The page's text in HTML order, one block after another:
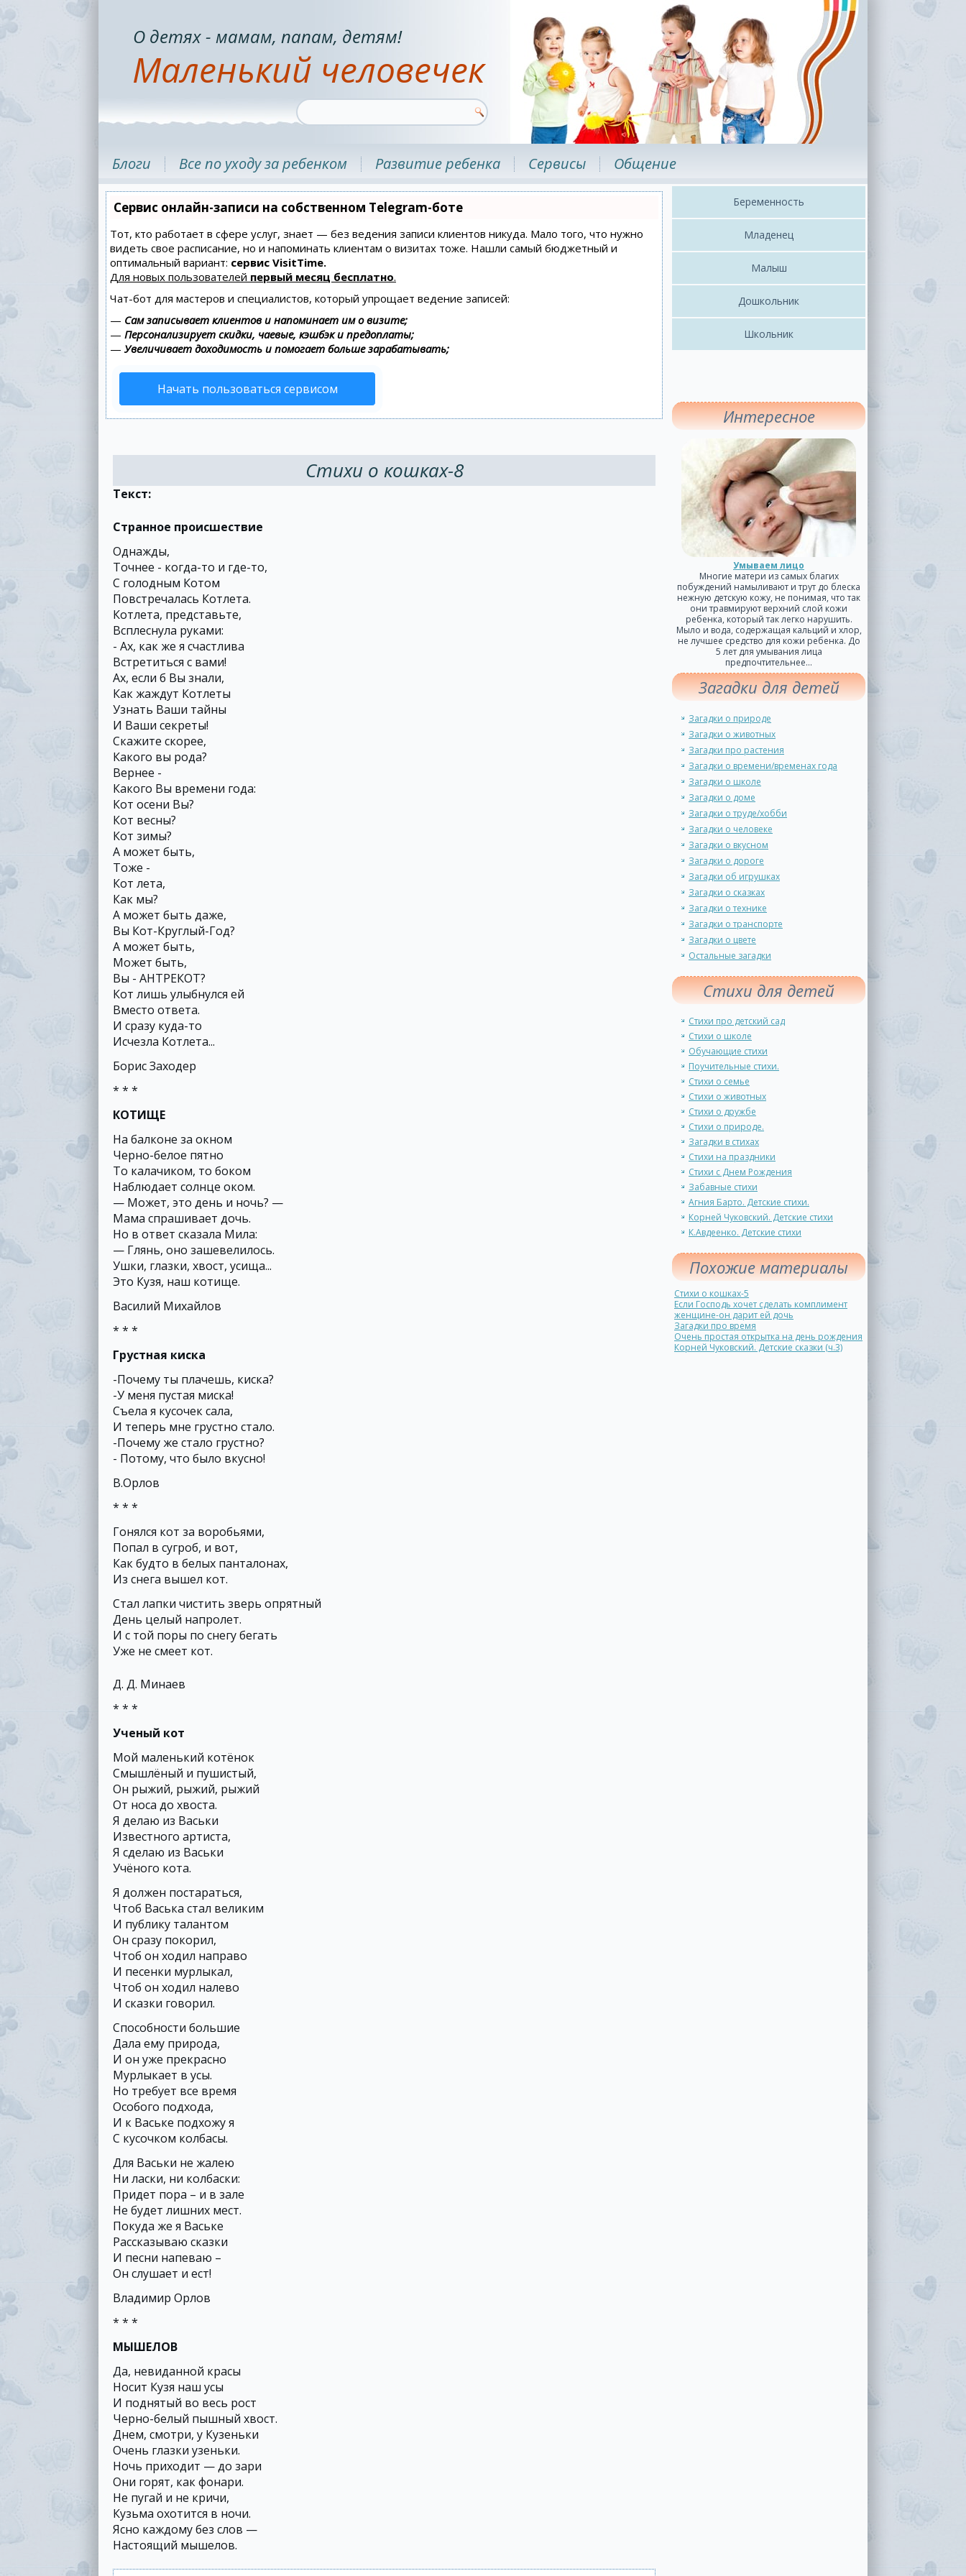
Маленький человечек
О детях - мамам, папам, детям!
Блоги Все по уходу за ребенком Развитие ребенка Сервисы Общение
Сервис онлайн-записи на собственном Telegram-боте
Тот, кто работает в сфере услуг, знает — без ведения записи клиентов никуда. Мало того, что нужно
видеть свое расписание, но и напоминать клиентам о визитах тоже. Нашли самый бюджетный и
оптимальный вариант: сервис VisitTime.
Для новых пользователей первый месяц бесплатно.
Чат-бот для мастеров и специалистов, который упрощает ведение записей:
— Сам записывает клиентов и напоминает им о визите;
— Персонализирует скидки, чаевые, кэшбэк и предоплаты;
— Увеличивает доходимость и помогает больше зарабатывать;
Начать пользоваться сервисом
Стихи о кошках-8
Текст:
Странное происшествие
Однажды,
Точнее - когда-то и где-то,
С голодным Котом
Повстречалась Котлета.
Котлета, представьте,
Всплеснула руками:
- Ах, как же я счастлива
Встретиться с вами!
Ах, если б Вы знали,
Как жаждут Котлеты
Узнать Ваши тайны
И Ваши секреты!
Скажите скорее,
Какого вы рода?
Вернее -
Какого Вы времени года:
Кот осени Вы?
Кот весны?
Кот зимы?
А может быть,
Тоже -
Кот лета,
Как мы?
А может быть даже,
Вы Кот-Круглый-Год?
А может быть,
Может быть,
Вы - АНТРЕКОТ?
Кот лишь улыбнулся ей
Вместо ответа.
И сразу куда-то
Исчезла Котлета...
Борис Заходер
* * *
КОТИЩЕ
На балконе за окном
Черно-белое пятно
То калачиком, то боком
Наблюдает солнце оком.
— Может, это день и ночь? —
Мама спрашивает дочь.
Но в ответ сказала Мила:
— Глянь, оно зашевелилось.
Ушки, глазки, хвост, усища...
Это Кузя, наш котище.
Василий Михайлов
* * *
Грустная киска
-Почему ты плачешь, киска?
-У меня пустая миска!
Съела я кусочек сала,
И теперь мне грустно стало.
-Почему же стало грустно?
- Потому, что было вкусно!
В.Орлов
* * *
Гонялся кот за воробьями,
Попал в сугроб, и вот,
Как будто в белых панталонах,
Из снега вышел кот.
Стал лапки чистить зверь опрятный
День целый напролет.
И с той поры по снегу бегать
Уже не смеет кот.
Д. Д. Минаев
* * *
Ученый кот
Мой маленький котёнок
Смышлёный и пушистый,
Он рыжий, рыжий, рыжий
От носа до хвоста.
Я делаю из Васьки
Известного артиста,
Я сделаю из Васьки
Учёного кота.
Я должен постараться,
Чтоб Васька стал великим
И публику талантом
Он сразу покорил,
Чтоб он ходил направо
И песенки мурлыкал,
Чтоб он ходил налево
И сказки говорил.
Способности большие
Дала ему природа,
И он уже прекрасно
Мурлыкает в усы.
Но требует все время
Особого подхода,
И к Ваське подхожу я
С кусочком колбасы.
Для Васьки не жалею
Ни ласки, ни колбаски:
Придет пора – и в зале
Не будет лишних мест.
Покуда же я Ваське
Рассказываю сказки
И песни напеваю –
Он слушает и ест!
Владимир Орлов
* * *
МЫШЕЛОВ
Да, невиданной красы
Носит Кузя наш усы
И поднятый во весь рост
Черно-белый пышный хвост.
Днем, смотри, у Кузеньки
Очень глазки узеньки.
Ночь приходит — до зари
Они горят, как фонари.
Не пугай и не кричи,
Кузьма охотится в ночи.
Ясно каждому без слов —
Настоящий мышелов.
Беременность
Младенец
Малыш
Дошкольник
Школьник
Интересное
Умываем лицо
Многие матери из самых благих
побуждений намыливают и трут до блеска
нежную детскую кожу, не понимая, что так
они травмируют верхний слой кожи
ребенка, который так легко нарушить.
Мыло и вода, содержащая кальций и хлор,
не лучшее средство для кожи ребенка. До
5 лет для умывания лица
предпочтительнее...
Загадки для детей
Загадки о природе
Загадки о животных
Загадки про растения
Загадки о времени/временах года
Загадки о школе
Загадки о доме
Загадки о труде/хобби
Загадки о человеке
Загадки о вкусном
Загадки о дороге
Загадки об игрушках
Загадки о сказках
Загадки о технике
Загадки о транспорте
Загадки о цвете
Остальные загадки
Стихи для детей
Стихи про детский сад
Стихи о школе
Обучающие стихи
Поучительные стихи.
Стихи о семье
Стихи о животных
Стихи о дружбе
Стихи о природе.
Загадки в стихах
Стихи на праздники
Стихи с Днем Рождения
Забавные стихи
Агния Барто. Детские стихи.
Корней Чуковский. Детские стихи
К.Авдеенко. Детские стихи
Похожие материалы
Стихи о кошках-5
Если Господь хочет сделать комплимент
женщине-он дарит ей дочь
Загадки про время
Очень простая открытка на день рождения
Корней Чуковский. Детские сказки (ч.3)